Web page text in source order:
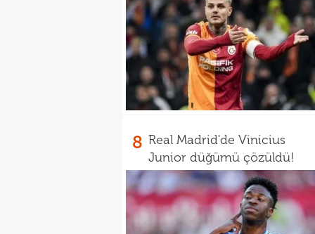
8 Real Madrid'de Vinicius
Junior düğümü çözüldü!